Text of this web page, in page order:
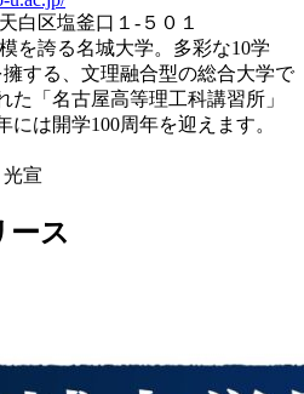
白区塩釜口１-５０１
を誇る名城大学。多彩な10学
する、文理融合型の総合大学で
た「名古屋高等理工科講習所」
には開学100周年を迎えます。
宣
ース